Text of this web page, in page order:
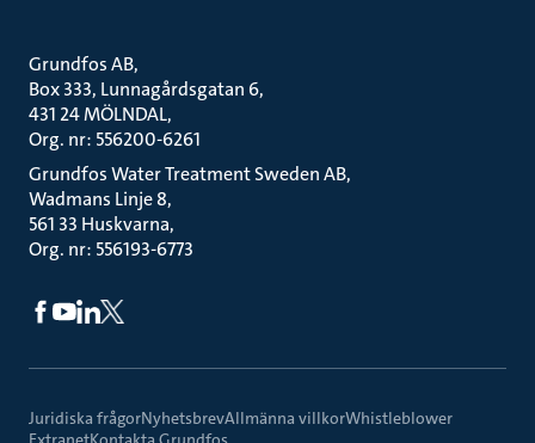
Grundfos AB
Box 333, Lunnagårdsgatan 6
431 24 MÖLNDAL
Org. nr: 556200-6261
Grundfos Water Treatment Sweden AB
Wadmans Linje 8
561 33 Huskvarna
Org. nr: 556193-6773
Juridiska frågorNyhetsbrevAllmänna villkorWhistleblower